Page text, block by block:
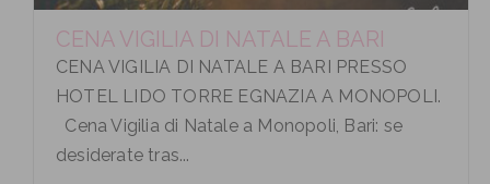
CENA VIGILIA DI NATALE A BARI
CENA VIGILIA DI NATALE A BARI PRESSO
HOTEL LIDO TORRE EGNAZIA A MONOPOLI.
Cena Vigilia di Natale a Monopoli, Bari: se
desiderate tras...